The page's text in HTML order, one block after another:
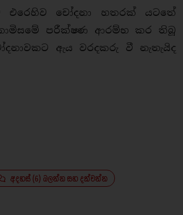
චෝදනා හතරක් යටතේ
පරීක්ෂණ ආරම්භ කර තිබූ
ඇය වරදකරු වී නැතැයිද
අදහස් (6) බලන්න සහ දක්වන්න